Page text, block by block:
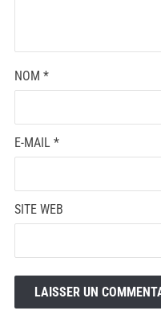
NOM *
E-MAIL *
SITE WEB